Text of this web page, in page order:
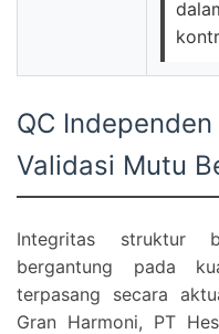
QC
Validasi Mutu
Integritas struktur
bergantung pada
terpasang secara
Gran Harmoni, PT